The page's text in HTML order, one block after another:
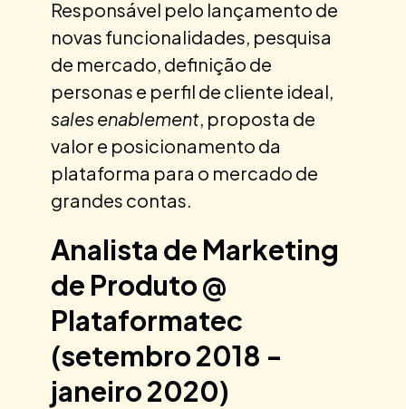
Responsável pelo lançamento de
novas funcionalidades, pesquisa
de mercado, definição de
personas e perfil de cliente ideal,
sales enablement, proposta de
valor e posicionamento da
plataforma para o mercado de
grandes contas.
Analista de Marketing
de Produto @
Plataformatec
(setembro 2018 -
janeiro 2020)